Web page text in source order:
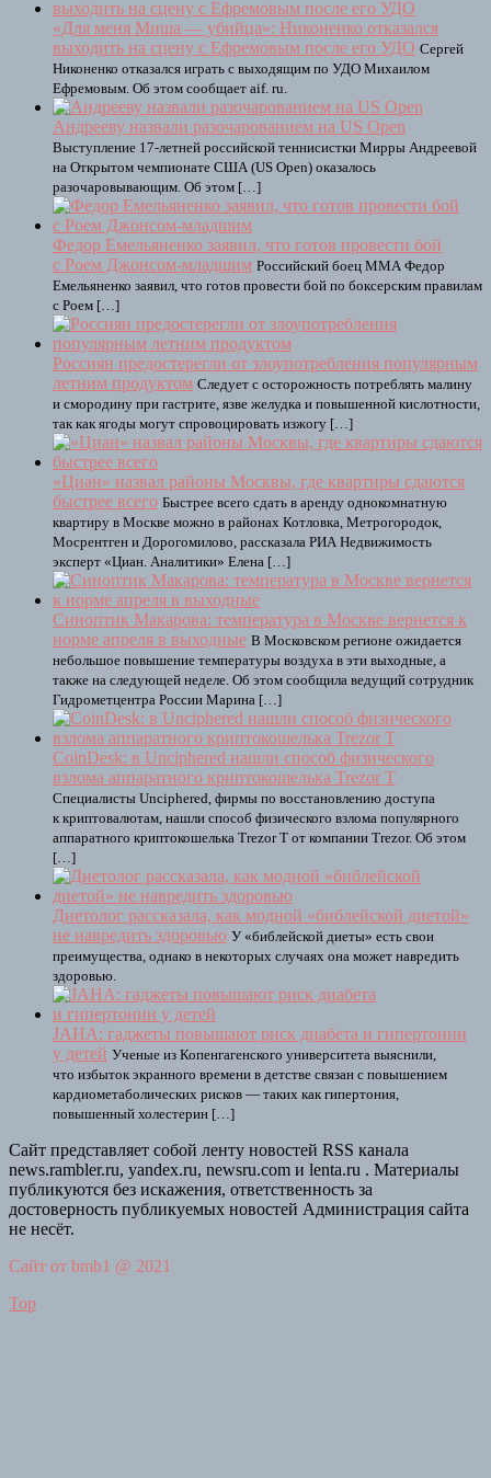
«Для меня Миша — убийца»: Никоненко отказался
выходить на сцену с Ефремовым после его УДО Сергей
Никоненко отказался играть с выходящим по УДО Михаилом
Ефремовым. Об этом сообщает aif. ru.
Андрееву назвали разочарованием на US Open
Выступление 17-летней российской теннисистки Мирры Андреевой
на Открытом чемпионате США (US Open) оказалось
разочаровывающим. Об этом […]
Федор Емельяненко заявил, что готов провести бой
с Роем Джонсом-младшим Российский боец ММА Федор
Емельяненко заявил, что готов провести бой по боксерским правилам
с Роем […]
Россиян предостерегли от злоупотребления популярным
летним продуктом Следует с осторожность потреблять малину
и смородину при гастрите, язве желудка и повышенной кислотности,
так как ягоды могут спровоцировать изжогу […]
«Циан» назвал районы Москвы, где квартиры сдаются
быстрее всего Быстрее всего сдать в аренду однокомнатную
квартиру в Москве можно в районах Котловка, Метрогородок,
Мосрентген и Дорогомилово, рассказала РИА Недвижимость
эксперт «Циан. Аналитики» Елена […]
Синоптик Макарова: температура в Москве вернется к
норме апреля в выходные В Московском регионе ожидается
небольшое повышение температуры воздуха в эти выходные, а
также на следующей неделе. Об этом сообщила ведущий сотрудник
Гидрометцентра России Марина […]
CoinDesk: в Unciphered нашли способ физического
взлома аппаратного криптокошелька Trezor T
Специалисты Unciphered, фирмы по восстановлению доступа
к криптовалютам, нашли способ физического взлома популярного
аппаратного криптокошелька Trezor T от компании Trezor. Об этом
[…]
Диетолог рассказала, как модной «библейской диетой»
не навредить здоровью У «библейской диеты» есть свои
преимущества, однако в некоторых случаях она может навредить
здоровью.
JAHA: гаджеты повышают риск диабета и гипертонии
у детей Ученые из Копенгагенского университета выяснили,
что избыток экранного времени в детстве связан с повышением
кардиометаболических рисков — таких как гипертония,
повышенный холестерин […]
Сайт представляет собой ленту новостей RSS канала
news.rambler.ru, yandex.ru, newsru.com и lenta.ru . Материалы
публикуются без искажения, ответственность за
достоверность публикуемых новостей Администрация сайта
не несёт.
Сайт от bmb1 @ 2021
Top